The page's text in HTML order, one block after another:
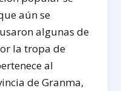
aún se
algunas de
la tropa de
al
de Granma,